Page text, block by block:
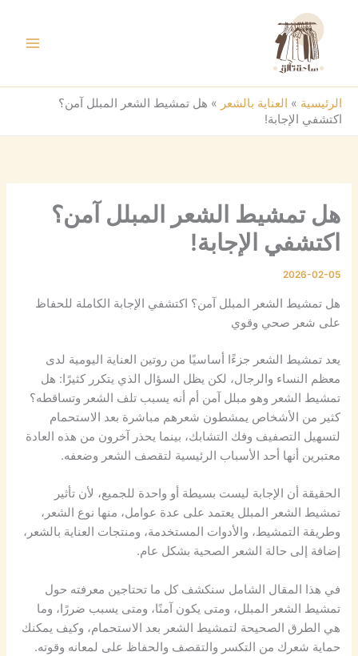
المحتوى
الرئيسية » العناية بالشعر » هل تمشيط الشعر المبلل آمن؟
اكتشفي الإجابة!
هل تمشيط الشعر المبلل آمن؟
اكتشفي الإجابة!
2026-02-05
هل تمشيط الشعر المبلل آمن؟ اكتشفي الإجابة الكاملة للحفاظ
على شعر صحي وقوي
يعد تمشيط الشعر جزءًا أساسيًا من روتين العناية اليومية لدى
معظم النساء والرجال، لكن يظل السؤال الذي يتكرر كثيرًا: هل
تمشيط الشعر وهو مبلل آمن أم أنه يسبب تلف الشعر وتساقطه؟
كثير من الأشخاص يمشطون شعرهم مباشرة بعد الاستحمام
لتسهيل التصفيف وفك التشابك، بينما يحذر آخرون من هذه العادة
معتبرين أنها أحد الأسباب الرئيسية لتقصف الشعر وضعفه.
الحقيقة أن الإجابة ليست بسيطة أو واحدة للجميع، لأن تأثير
تمشيط الشعر المبلل يعتمد على عدة عوامل، منها نوع الشعر،
وطريقة التمشيط، والأدوات المستخدمة، ومنتجات العناية بالشعر،
إضافة إلى حالة الشعر الصحية بشكل عام.
في هذا المقال الشامل سنكشف كل ما تحتاجين معرفته حول
تمشيط الشعر المبلل، ومتى يكون آمنًا، ومتى يسبب ضررًا، وما
هي الطرق الصحيحة لتمشيط الشعر بعد الاستحمام، وكيف يمكنك
حماية شعرك من التكسر والتقصف والحفاظ على لمعانه وقوته.